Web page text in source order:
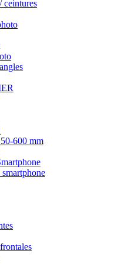
ceintures
600 mm